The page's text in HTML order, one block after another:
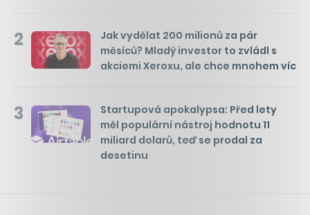
2
Jak vydělat 200 milionů za pár
měsíců? Mladý investor to zvládl s
akciemi Xeroxu, ale chce mnohem víc
3
Startupová apokalypsa: Před lety
měl populární nástroj hodnotu 11
miliard dolarů, teď se prodal za
desetinu